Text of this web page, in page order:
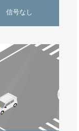
信号なし